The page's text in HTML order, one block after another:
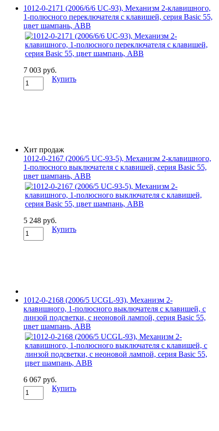
1012-0-2171 (2006/6/6 UC-93), Механизм 2-клавишного,
1-полюсного переключателя с клавишей, серия Basic 55,
цвет шампань, ABB
7 003 руб.
Купить
Хит продаж
1012-0-2167 (2006/5 UC-93-5), Механизм 2-клавишного,
1-полюсного выключателя с клавишей, серия Basic 55,
цвет шампань, ABB
5 248 руб.
Купить
1012-0-2168 (2006/5 UCGL-93), Механизм 2-
клавишного, 1-полюсного выключателя с клавишей, с
линзой подсветки, с неоновой лампой, серия Basic 55,
цвет шампань, ABB
6 067 руб.
Купить